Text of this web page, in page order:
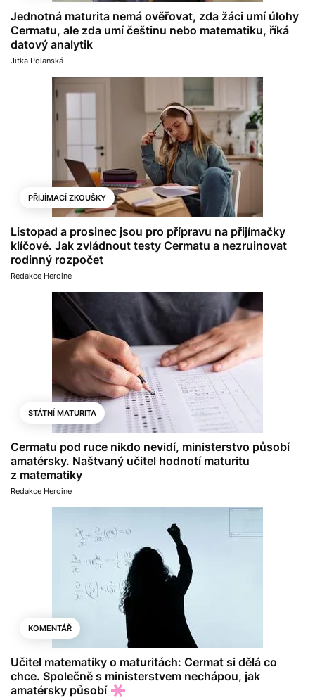
Jednotná maturita nemá ověřovat, zda žáci umí úlohy
Cermatu, ale zda umí češtinu nebo matematiku, říká
datový analytik
Jitka Polanská
PŘIJÍMACÍ ZKOUŠKY
Listopad a prosinec jsou pro přípravu na přijímačky
klíčové. Jak zvládnout testy Cermatu a nezruinovat
rodinný rozpočet
Redakce Heroine
STÁTNÍ MATURITA
Cermatu pod ruce nikdo nevidí, ministerstvo působí
amatérsky. Naštvaný učitel hodnotí maturitu
z matematiky
Redakce Heroine
KOMENTÁŘ
Učitel matematiky o maturitách: Cermat si dělá co
chce. Společně s ministerstvem nechápou, jak
amatérsky působí